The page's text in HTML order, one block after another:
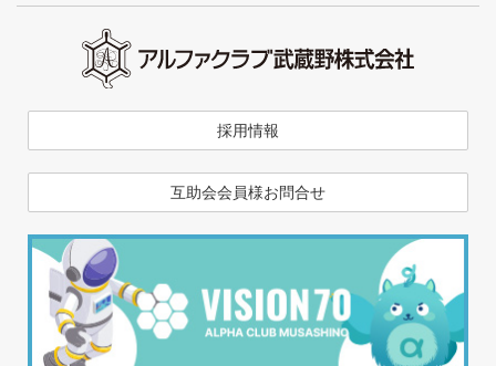
採用情報
互助会会員様お問合せ